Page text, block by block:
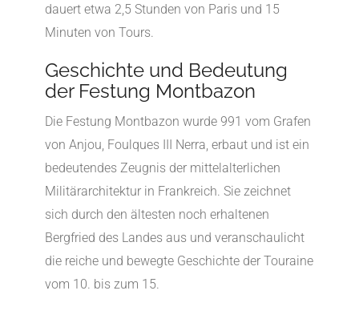
dauert etwa 2,5 Stunden von Paris und 15
Minuten von Tours.
Geschichte und Bedeutung
der Festung Montbazon
Die Festung Montbazon wurde 991 vom Grafen
von Anjou, Foulques III Nerra, erbaut und ist ein
bedeutendes Zeugnis der mittelalterlichen
Militärarchitektur in Frankreich. Sie zeichnet
sich durch den ältesten noch erhaltenen
Bergfried des Landes aus und veranschaulicht
die reiche und bewegte Geschichte der Touraine
vom 10. bis zum 15.